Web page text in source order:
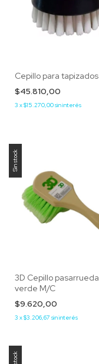
Cepillo para tapizados
$45.810,00
3 x$15.270,00sin interés
Sin stock
3D Cepillo pasarrueda
verde M/C
$9.620,00
3 x$3.206,67 sin interés